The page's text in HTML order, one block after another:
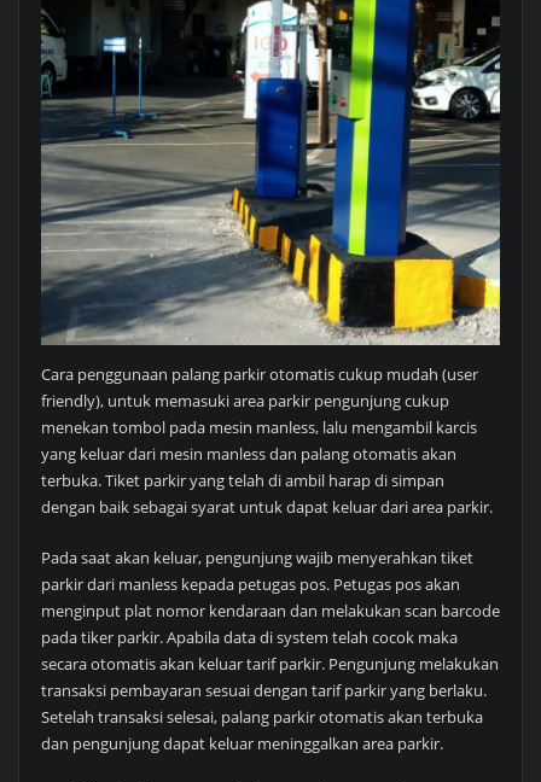
Cara penggunaan palang parkir otomatis cukup mudah (user
friendly), untuk memasuki area parkir pengunjung cukup
menekan tombol pada mesin manless, lalu mengambil karcis
yang keluar dari mesin manless dan palang otomatis akan
terbuka. Tiket parkir yang telah di ambil harap di simpan
dengan baik sebagai syarat untuk dapat keluar dari area parkir.
Pada saat akan keluar, pengunjung wajib menyerahkan tiket
parkir dari manless kepada petugas pos. Petugas pos akan
menginput plat nomor kendaraan dan melakukan scan barcode
pada tiker parkir. Apabila data di system telah cocok maka
secara otomatis akan keluar tarif parkir. Pengunjung melakukan
transaksi pembayaran sesuai dengan tarif parkir yang berlaku.
Setelah transaksi selesai, palang parkir otomatis akan terbuka
dan pengunjung dapat keluar meninggalkan area parkir.